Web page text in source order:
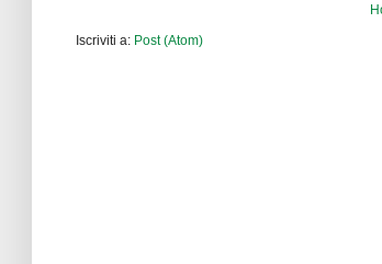
Iscriviti a: Post (Atom)